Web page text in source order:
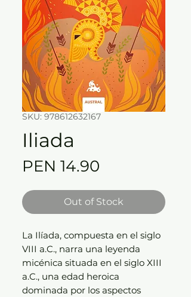
SKU: 978612632167
Iliada
PEN 14.90
Out of Stock
La Ilíada, compuesta en el siglo
VIII a.C., narra una leyenda
micénica situada en el siglo XIII
a.C., una edad heroica
dominada por los aspectos